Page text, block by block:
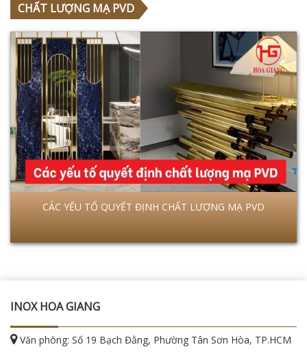
CHẤT LƯỢNG MẠ PVD
CÁC YẾU TỐ QUYẾT ĐỊNH CHẤT LƯỢNG MẠ PVD
INOX HOA GIANG
Văn phòng: Số 19 Bạch Đằng, Phường Tân Sơn Hòa, TP.HCM